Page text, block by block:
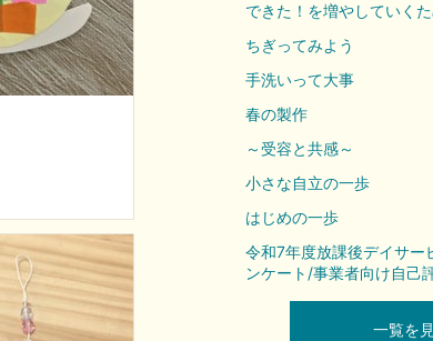
できた！を増やしていく
ちぎってみよう
手洗いって大事
春の製作
～受容と共感～
小さな自立の一歩
はじめの一歩
令和7年度放課後デイサー
ンケート/事業者向け自己
一覧を